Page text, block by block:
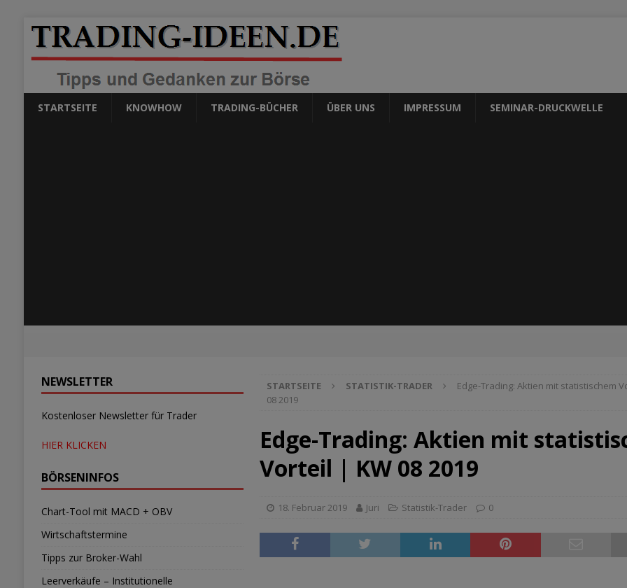
STARTSEITE KNOWHOW TRADING-BÜCHER ÜBER UNS IMPRESSUM SEMINAR-DRUCKWELLE
STARTSEITE STATISTIK-TRADER
Edge-Trading: Aktien mit statistischem
08 2019
Edge-Trading: Aktien mit
Vorteil | KW 08 2019
18. Februar 2019 Juri Statistik-Trader 0
NEWSLETTER
Kostenloser Newsletter für Trader
HIER KLICKEN
BÖRSENINFOS
Chart-Tool mit MACD + OBV
Wirtschaftstermine
Tipps zur Broker-Wahl
Leerverkäufe – Institutionelle